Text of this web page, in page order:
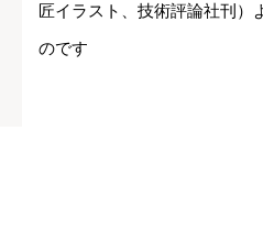
匠イラスト、技術評論社刊）
のです